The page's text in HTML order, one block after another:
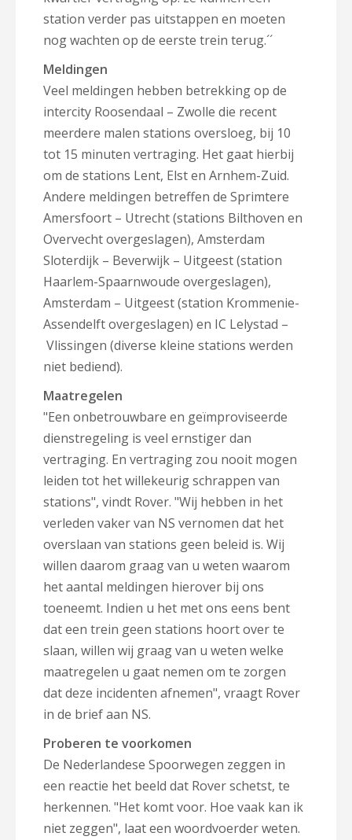
station verder pas uitstappen en moeten
nog wachten op de eerste trein terug.´´
Meldingen
Veel meldingen hebben betrekking op de
intercity Roosendaal – Zwolle die recent
meerdere malen stations oversloeg, bij 10
tot 15 minuten vertraging. Het gaat hierbij
om de stations Lent, Elst en Arnhem-Zuid.
Andere meldingen betreffen de Sprimtere
Amersfoort – Utrecht (stations Bilthoven en
Overvecht overgeslagen), Amsterdam
Sloterdijk – Beverwijk – Uitgeest (station
Haarlem-Spaarnwoude overgeslagen),
Amsterdam – Uitgeest (station Krommenie-
Assendelft overgeslagen) en IC Lelystad –
Vlissingen (diverse kleine stations werden
niet bediend).
Maatregelen
"Een onbetrouwbare en geïmproviseerde
dienstregeling is veel ernstiger dan
vertraging. En vertraging zou nooit mogen
leiden tot het willekeurig schrappen van
stations", vindt Rover. "Wij hebben in het
verleden vaker van NS vernomen dat het
overslaan van stations geen beleid is. Wij
willen daarom graag van u weten waarom
het aantal meldingen hierover bij ons
toeneemt. Indien u het met ons eens bent
dat een trein geen stations hoort over te
slaan, willen wij graag van u weten welke
maatregelen u gaat nemen om te zorgen
dat deze incidenten afnemen", vraagt Rover
in de brief aan NS.
Proberen te voorkomen
De Nederlandese Spoorwegen zeggen in
een reactie het beeld dat Rover schetst, te
herkennen. "Het komt voor. Hoe vaak kan ik
niet zeggen", laat een woordvoerder weten.